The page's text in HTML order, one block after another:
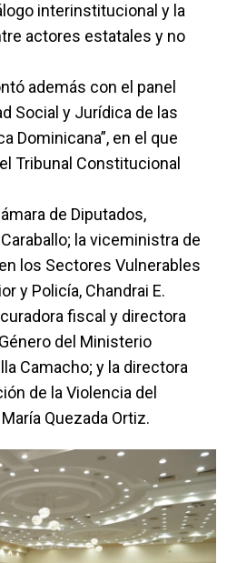
interinstitucional y la
actores estatales y no
además con el panel
Social y Jurídica de las
Dominicana”, en el que
Tribunal Constitucional
de Diputados,
Caraballo; la viceministra de
los Sectores Vulnerables
y Policía, Chandrai E.
fiscal y directora
del Ministerio
Camacho; y la directora
de la Violencia del
Quezada Ortiz.